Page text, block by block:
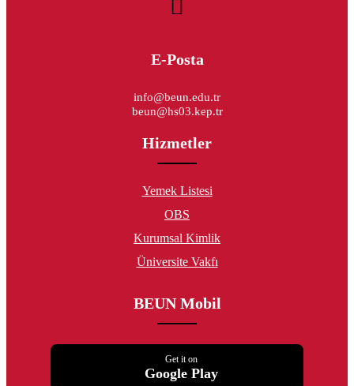
E-Posta
info@beun.edu.tr
beun@hs03.kep.tr
Hizmetler
Yemek Listesi
OBS
Kurumsal Kimlik
Üniversite Vakfı
BEUN Mobil
Get it on
Google Play